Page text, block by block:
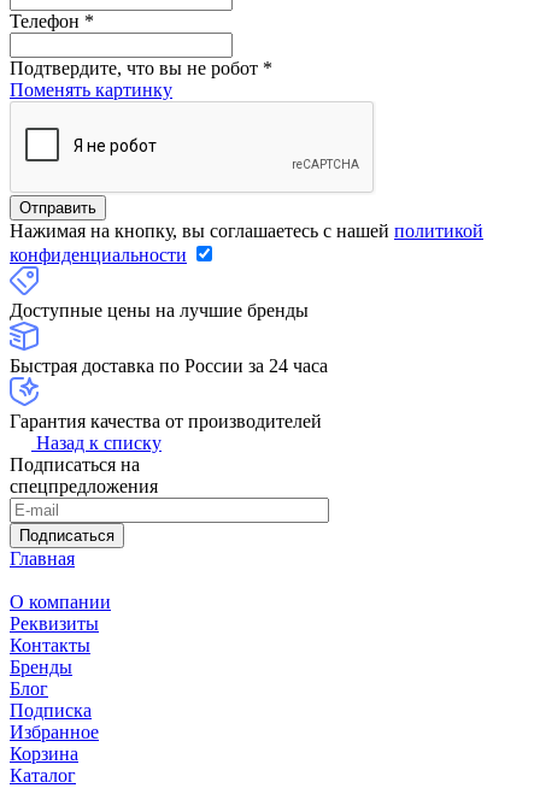
Телефон *
Подтвердите, что вы не робот *
Поменять картинку
Нажимая на кнопку, вы соглашаетесь с нашей политикой
конфиденциальности
Доступные цены на лучшие бренды
Быстрая доставка по России за 24 часа
Гарантия качества от производителей
Назад к списку
Подписаться на
спецпредложения
Подписаться
Главная
О компании
Реквизиты
Контакты
Бренды
Блог
Подписка
Избранное
Корзина
Каталог